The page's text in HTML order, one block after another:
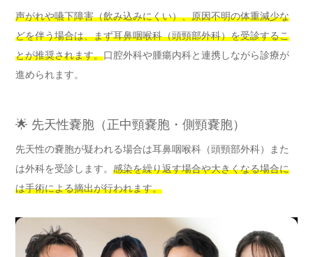
声がれや嚥下障害（飲み込みにくい）、原因不明の体重減少な
どを伴う場合は、まず耳鼻咽喉科（頭頸部外科）を受診するこ
とが推奨されます。口腔外科や腫瘍内科と連携しながら診療が
進められます。
🌟 先天性嚢胞（正中頸嚢胞・側頸嚢胞）
先天性の嚢胞が疑われる場合は耳鼻咽喉科（頭頸部外科）また
は外科を受診します。 感染を繰り返す場合や大きくなる場合に
は手術による摘出が行われます。